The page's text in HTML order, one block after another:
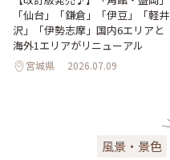
「仙台」「鎌倉」「伊豆」「軽井
沢」「伊勢志摩」国内6エリアと
海外1エリアがリニューアル
宮城県 2026.07.09
風景・景色